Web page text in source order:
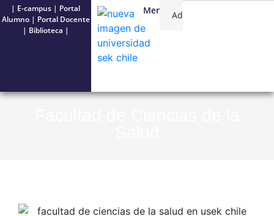
| E-campus | Portal
Alumno| Portal Docente
| Biblioteca |
Menú Admisión